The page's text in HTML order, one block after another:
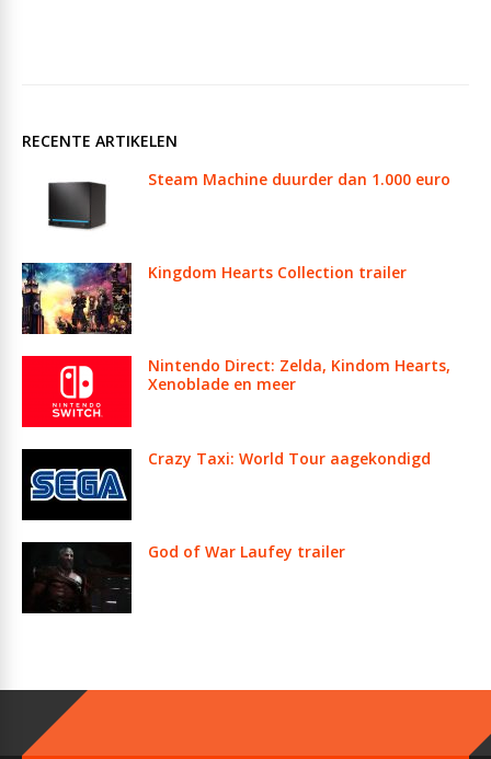
RECENTE ARTIKELEN
Steam Machine duurder dan 1.000 euro
Kingdom Hearts Collection trailer
Nintendo Direct: Zelda, Kindom Hearts,
Xenoblade en meer
Crazy Taxi: World Tour aagekondigd
God of War Laufey trailer